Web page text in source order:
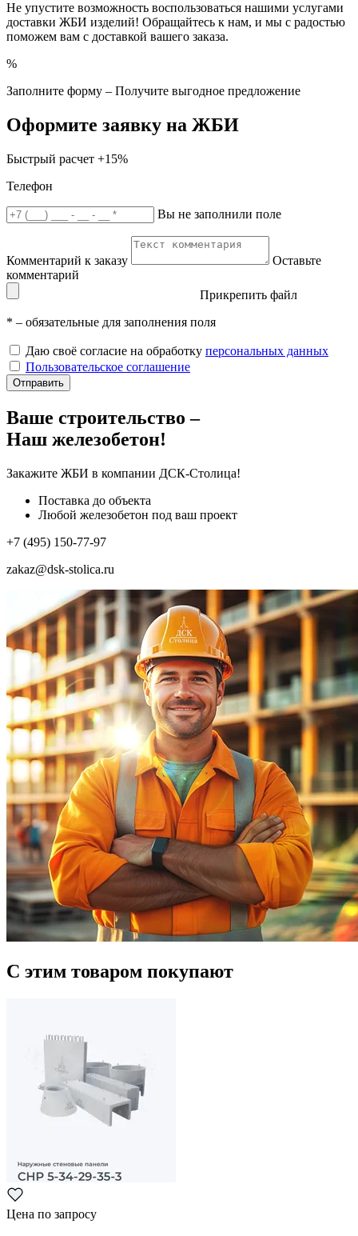
Не упустите возможность воспользоваться нашими услугами
доставки ЖБИ изделий! Обращайтесь к нам, и мы с радостью
поможем вам с доставкой вашего заказа.
%
Заполните форму – Получите выгодное предложение
Оформите заявку на ЖБИ
Быстрый расчет +15%
Телефон
Вы не заполнили поле
Комментарий к заказу
Оставьте
комментарий
Прикрепить файл
* – обязательные для заполнения поля
Даю своё согласие на обработку персональных данных
Пользовательское соглашение
Отправить
Ваше строительство –
Наш железобетон!
Закажите ЖБИ в компании ДСК-Столица!
Поставка до объекта
Любой железобетон под ваш проект
+7 (495) 150-77-97
zakaz@dsk-stolica.ru
С этим товаром покупают
Цена по запросу